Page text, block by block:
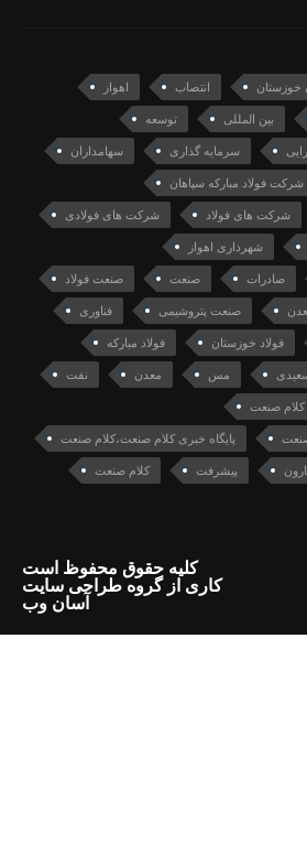
خوزستان انتصاب اهواز
بین المللی توسعه
سرمایه گذاری سهامداران
شرکت فولاد مبارکه سپاهان
شرکت های فولاد شرکت های فولادی
شهرداری اهواز
صادرات صنعت صنعت فولاد
صنعت پتروشیمی فناوری
فولاد خوزستان فولاد مبارکه
مس معدن نفت
کلام صنعت
پایگاه خبری کلام صنعت،کلام صنعت
پیشرفت کلام صنعت
کلیه حقوق محفوظ است
کاری از گروه طراحی سایت
آسان وب